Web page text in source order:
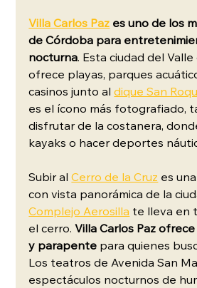
Villa Carlos Paz es uno de los
de Córdoba para
nocturna. Esta ciudad del Valle
ofrece playas, parques
casinos junto al dique San
es el ícono más fotografiado,
disfrutar de la costanera,
kayaks o hacer deportes
Subir al Cerro de la Cruz es
con vista panorámica de la
Complejo Aerosilla te lleva en
el cerro. Villa Carlos Paz
y parapente para quienes
Los teatros de Avenida San
espectáculos nocturnos de